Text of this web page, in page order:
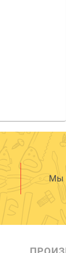
Мы